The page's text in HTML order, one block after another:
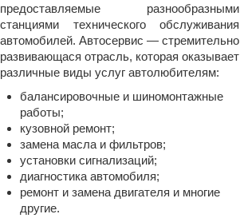
предоставляемые разнообразными
станциями технического обслуживания
автомобилей. Автосервис — стремительно
развивающася отрасль, которая оказывает
различные виды услуг автолюбителям:
балансировочные и шиномонтажные
работы;
кузовной ремонт;
замена масла и фильтров;
установки сигнализаций;
диагностика автомобиля;
ремонт и замена двигателя и многие
другие.